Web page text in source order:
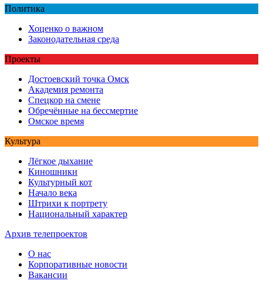
Политика
Хоценко о важном
Законодательная среда
Проекты
Достоевский точка Омск
Академия ремонта
Спецкор на смене
Обречённые на бессмертие
Омское время
Культура
Лёгкое дыхание
Киношники
Культурный кот
Начало века
Штрихи к портрету
Национальный характер
Архив телепроектов
О нас
Корпоративные новости
Вакансии